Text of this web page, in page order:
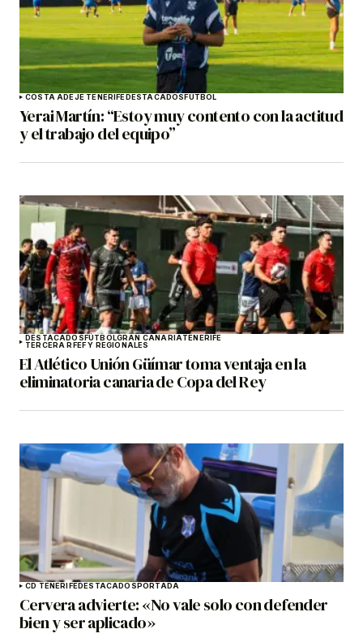
COSTA ADEJE TENERIFEDESTACADOSFÚTBOL
Yerai Martín: “Estoy muy contento con la actitud
y el trabajo del equipo”
DESTACADOSFÚTBOLGRAN CANARIATENERIFE
TERCERA RFEF Y REGIONALES
El Atlético Unión Güímar toma ventaja en la
eliminatoria canaria de Copa del Rey
CD TENERIFEDESTACADOSPORTADA
Cervera advierte: «No vale solo con defender
bien y ser aplicado»